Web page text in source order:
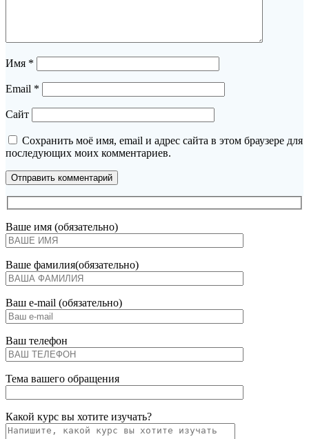
Имя *
Email *
Сайт
Сохранить моё имя, email и адрес сайта в этом браузере для
последующих моих комментариев.
Ваше имя (обязательно)
Ваше фамилия(обязательно)
Ваш e-mail (обязательно)
Ваш телефон
Тема вашего обращения
Какой курс вы хотите изучать?